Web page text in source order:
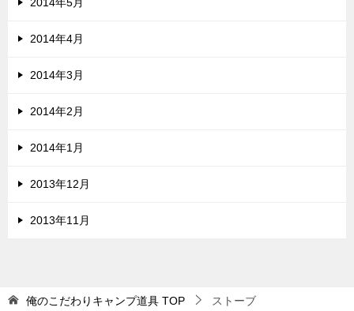
2014年4月
2014年3月
2014年2月
2014年1月
2013年12月
2013年11月
俺のこだわりキャンプ道具 TOP ストーブ